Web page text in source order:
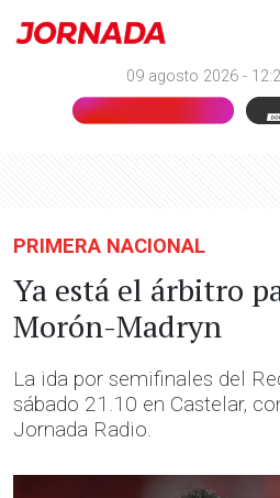
09 agosto 2026 -
PRIMERA NACIONAL
Ya está el árbitro
Morón-Madryn
La ida por semifinales del
sábado 21.10 en Castelar,
Jornada Radio.